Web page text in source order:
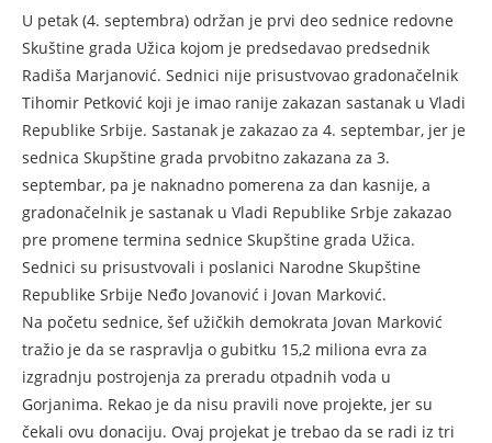
U petak (4. septembra) održan je prvi deo sednice redovne
Skuštine grada Užica kojom je predsedavao predsednik
Radiša Marjanović. Sednici nije prisustvovao gradonačelnik
Tihomir Petković koji je imao ranije zakazan sastanak u Vladi
Republike Srbije. Sastanak je zakazao za 4. septembar, jer je
sednica Skupštine grada prvobitno zakazana za 3.
septembar, pa je naknadno pomerena za dan kasnije, a
gradonačelnik je sastanak u Vladi Republike Srbje zakazao
pre promene termina sednice Skupštine grada Užica.
Sednici su prisustvovali i poslanici Narodne Skupštine
Republike Srbije Neđo Jovanović i Jovan Marković.
Na početu sednice, šef užičkih demokrata Jovan Marković
tražio je da se raspravlja o gubitku 15,2 miliona evra za
izgradnju postrojenja za preradu otpadnih voda u
Gorjanima. Rekao je da nisu pravili nove projekte, jer su
čekali ovu donaciju. Ovaj projekat je trebao da se radi iz tri